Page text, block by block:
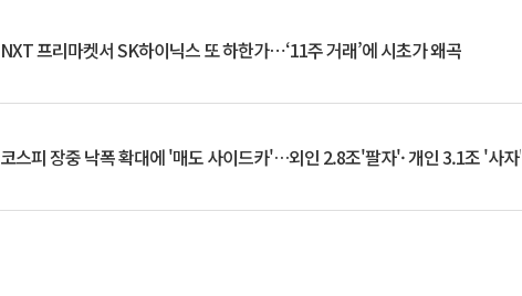
NXT 프리마켓서 SK하이닉스 또 하한가⋯‘11주 거래’에 시초가 왜곡
코스피 장중 낙폭 확대에 '매도 사이드카'…외인 2.8조'팔자'· 개인 3.1조 '사자'